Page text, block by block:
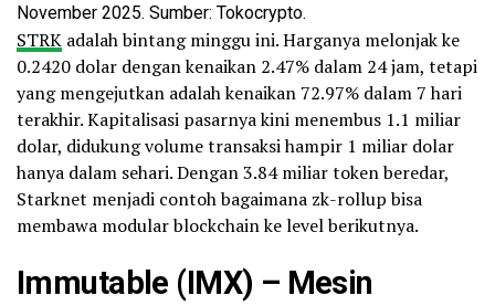
November 2025. Sumber: Tokocrypto.
STRK adalah bintang minggu ini. Harganya melonjak ke
0.2420 dolar dengan kenaikan 2.47% dalam 24 jam, tetapi
yang mengejutkan adalah kenaikan 72.97% dalam 7 hari
terakhir. Kapitalisasi pasarnya kini menembus 1.1 miliar
dolar, didukung volume transaksi hampir 1 miliar dolar
hanya dalam sehari. Dengan 3.84 miliar token beredar,
Starknet menjadi contoh bagaimana zk-rollup bisa
membawa modular blockchain ke level berikutnya.
Immutable (IMX) – Mesin